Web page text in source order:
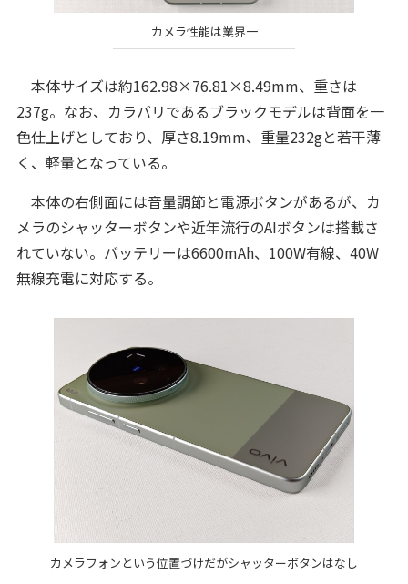
カメラ性能は業界一
本体サイズは約162.98×76.81×8.49mm、重さは
237g。なお、カラバリであるブラックモデルは背面を一
色仕上げとしており、厚さ8.19mm、重量232gと若干薄
く、軽量となっている。
本体の右側面には音量調節と電源ボタンがあるが、カ
メラのシャッターボタンや近年流行のAIボタンは搭載さ
れていない。バッテリーは6600mAh、100W有線、40W
無線充電に対応する。
カメラフォンという位置づけだがシャッターボタンはなし